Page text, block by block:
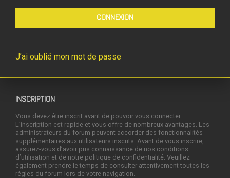
J’ai oublié mon mot de passe
INSCRIPTION
Vous devez être inscrit avant de pouvoir vous connecter.
L’inscription est rapide et vous offre de nombreux avantages. Les
administrateurs du forum peuvent accorder des fonctionnalités
supplémentaires aux utilisateurs inscrits. Avant de vous inscrire,
assurez-vous d’avoir pris connaissance de nos conditions
d’utilisation et de notre politique de confidentialité. Veuillez
également prendre le temps de consulter attentivement toutes les
règles du forum lors de votre navigation.